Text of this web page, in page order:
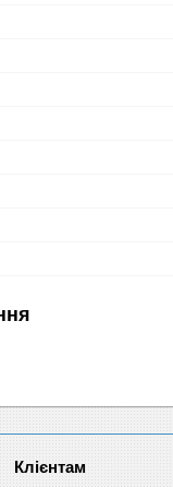
Клієнтам